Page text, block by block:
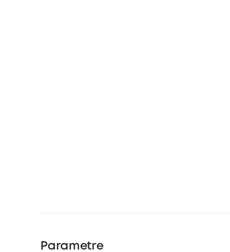
Parametre